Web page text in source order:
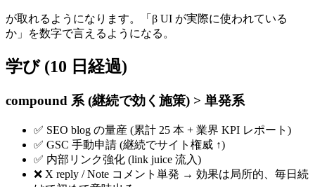
が取れるようになります。「β UI が実際に使われている
か」を数字で言えるようになる。
学び (10 日経過)
compound 系 (継続で効く施策) > 単発系
✅ SEO blog の量産 (累計 25 本 + 業界 KPI レポート)
✅ GSC 手動申請 (継続でサイト権威 ↑)
✅ 内部リンク強化 (link juice 流入)
❌ X reply / Note コメント単発 → 効果は局所的、毎日続